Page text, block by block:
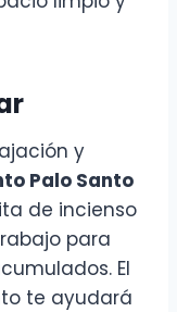
y
Palo Santo
de incienso
para
El
te ayudará